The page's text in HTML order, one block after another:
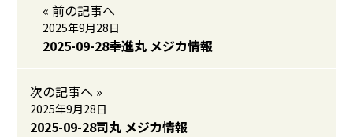
« 前の記事へ
2025年9月28日
2025-09-28幸進丸 メジカ情報
次の記事へ »
2025年9月28日
2025-09-28司丸 メジカ情報